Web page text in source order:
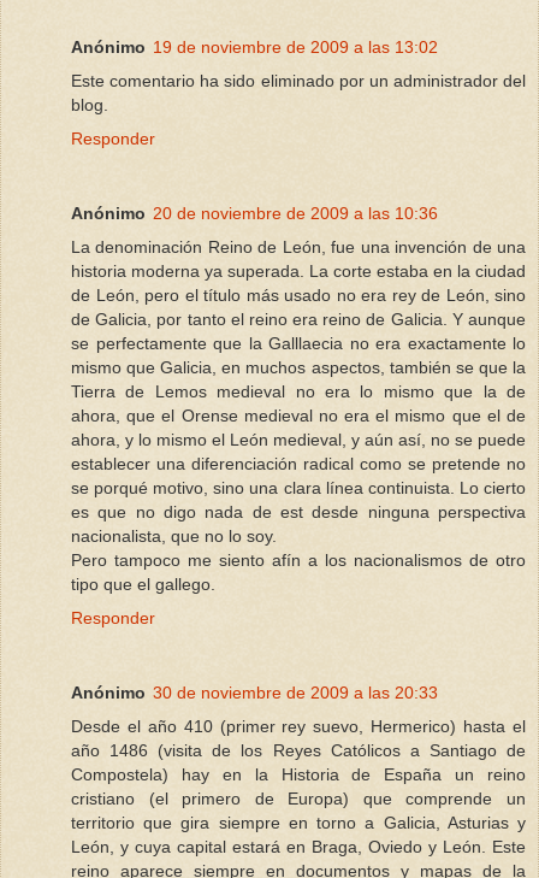
Anónimo 19 de noviembre de 2009 a las 13:02
Este comentario ha sido eliminado por un administrador del
blog.
Responder
Anónimo 20 de noviembre de 2009 a las 10:36
La denominación Reino de León, fue una invención de una
historia moderna ya superada. La corte estaba en la ciudad
de León, pero el título más usado no era rey de León, sino
de Galicia, por tanto el reino era reino de Galicia. Y aunque
se perfectamente que la Galllaecia no era exactamente lo
mismo que Galicia, en muchos aspectos, también se que la
Tierra de Lemos medieval no era lo mismo que la de
ahora, que el Orense medieval no era el mismo que el de
ahora, y lo mismo el León medieval, y aún así, no se puede
establecer una diferenciación radical como se pretende no
se porqué motivo, sino una clara línea continuista. Lo cierto
es que no digo nada de est desde ninguna perspectiva
nacionalista, que no lo soy.
Pero tampoco me siento afín a los nacionalismos de otro
tipo que el gallego.
Responder
Anónimo 30 de noviembre de 2009 a las 20:33
Desde el año 410 (primer rey suevo, Hermerico) hasta el
año 1486 (visita de los Reyes Católicos a Santiago de
Compostela) hay en la Historia de España un reino
cristiano (el primero de Europa) que comprende un
territorio que gira siempre en torno a Galicia, Asturias y
León, y cuya capital estará en Braga, Oviedo y León. Este
reino aparece siempre en documentos y mapas de la